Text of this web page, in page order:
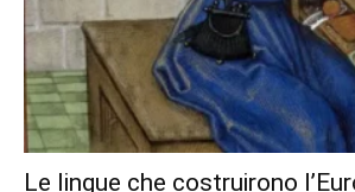
Le lingue che costruirono